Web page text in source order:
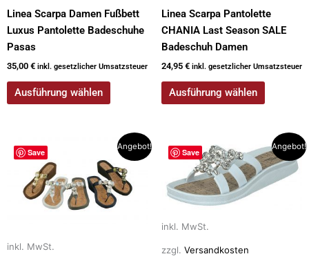
Linea Scarpa Damen Fußbett
Luxus Pantolette Badeschuhe
Pasas
35,00 € inkl. gesetzlicher Umsatzsteuer
Ausführung wählen
werden
Linea Scarpa Pantolette
CHANIA Last Season SALE
Badeschuh Damen
24,95 € inkl. gesetzlicher Umsatzsteuer
Ausführung wählen
werden
Save
Angebot!
inkl. MwSt.
Dieses
Produkt
mehrere
Varianten
Die
Save
Angebot!
inkl. MwSt.
zzgl. Versandkosten
Dieses
Produkt
weist
mehrere
auf.